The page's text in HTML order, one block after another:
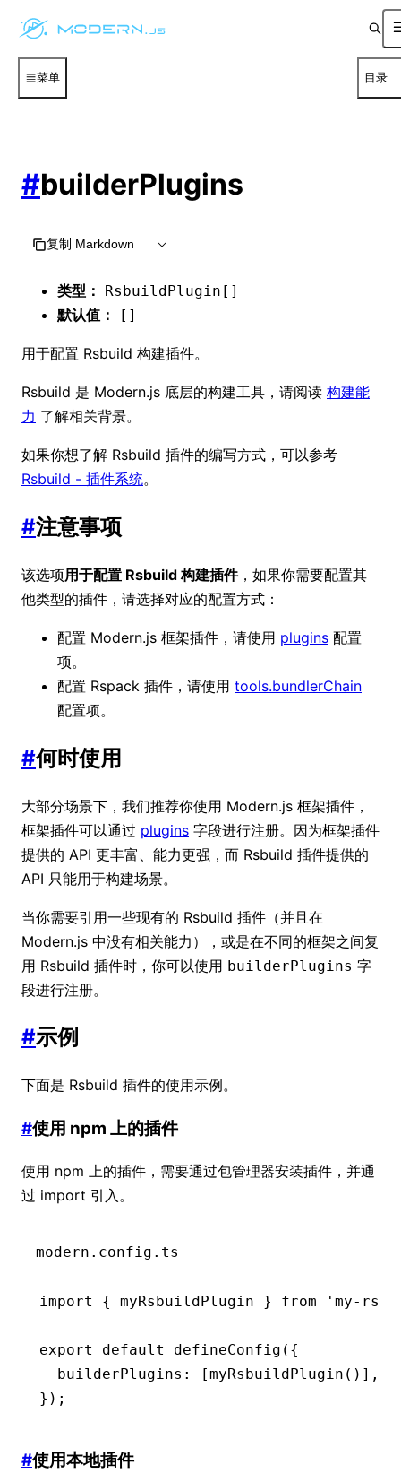
菜单 目录
#builderPlugins
复制 Markdown
类型： RsbuildPlugin[]
默认值： []
用于配置 Rsbuild 构建插件。
Rsbuild 是 Modern.js 底层的构建工具，请阅读 构建能
力 了解相关背景。
如果你想了解 Rsbuild 插件的编写方式，可以参考
Rsbuild - 插件系统。
#注意事项
该选项用于配置 Rsbuild 构建插件，如果你需要配置其
他类型的插件，请选择对应的配置方式：
配置 Modern.js 框架插件，请使用 plugins 配置
项。
配置 Rspack 插件，请使用 tools.bundlerChain
配置项。
#何时使用
大部分场景下，我们推荐你使用 Modern.js 框架插件，
框架插件可以通过 plugins 字段进行注册。因为框架插件
提供的 API 更丰富、能力更强，而 Rsbuild 插件提供的
API 只能用于构建场景。
当你需要引用一些现有的 Rsbuild 插件（并且在
Modern.js 中没有相关能力），或是在不同的框架之间复
用 Rsbuild 插件时，你可以使用 builderPlugins 字
段进行注册。
#示例
下面是 Rsbuild 插件的使用示例。
#使用 npm 上的插件
使用 npm 上的插件，需要通过包管理器安装插件，并通
过 import 引入。
modern.config.ts
import { myRsbuildPlugin } from 'my-
export default defineConfig ({
  builderPlugins
: [myRsbuildPlugin ()] ,
});
#使用本地插件